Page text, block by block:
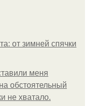
от зимней спячки
меня
обстоятельный
не хватало.